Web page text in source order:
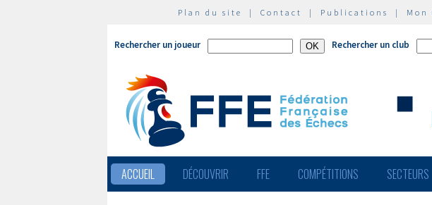
Plan du site | Contact | Publications | Mon
Rechercher un joueur Rechercher un club
ACCUEIL DÉCOUVRIR FFE COMPÉTITIONS SECTEURS